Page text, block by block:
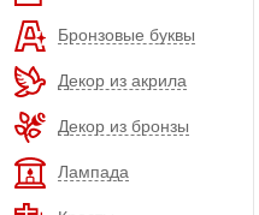
Бронзовые буквы
Декор из акрила
Декор из бронзы
Лампада